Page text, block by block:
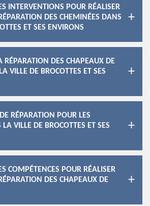
INTERVENTIONS POUR RÉALISER
DES CHEMINÉES DANS
ET SES ENVIRONS
RÉPARATION DES CHAPEAUX DE
VILLE DE BROCOTTES ET SES
RÉPARATION POUR LES
VILLE DE BROCOTTES ET SES
COMPÉTENCES POUR RÉALISER
DES CHAPEAUX DE